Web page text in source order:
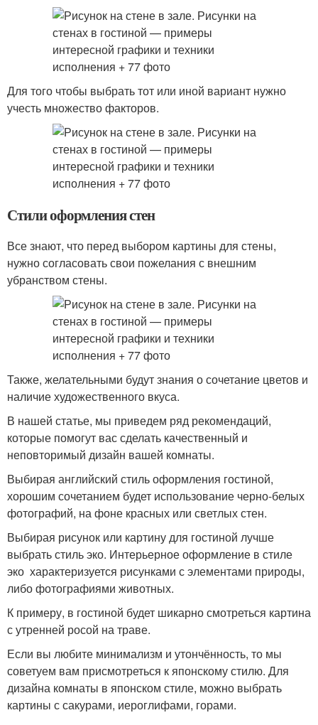
Для того чтобы выбрать тот или иной вариант нужно
учесть множество факторов.
Стили оформления стен
Все знают, что перед выбором картины для стены,
нужно согласовать свои пожелания с внешним
убранством стены.
Также, желательными будут знания о сочетание цветов и
наличие художественного вкуса.
В нашей статье, мы приведем ряд рекомендаций,
которые помогут вас сделать качественный и
неповторимый дизайн вашей комнаты.
Выбирая английский стиль оформления гостиной,
хорошим сочетанием будет использование черно-белых
фотографий, на фоне красных или светлых стен.
Выбирая рисунок или картину для гостиной лучше
выбрать стиль эко. Интерьерное оформление в стиле
эко характеризуется рисунками с элементами природы,
либо фотографиями животных.
К примеру, в гостиной будет шикарно смотреться картина
с утренней росой на траве.
Если вы любите минимализм и утончённость, то мы
советуем вам присмотреться к японскому стилю. Для
дизайна комнаты в японском стиле, можно выбрать
картины с сакурами, иероглифами, горами.